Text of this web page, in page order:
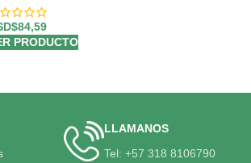
84,59
PRODUCTO
LLAMANOS
Tel: +57 318 8106790